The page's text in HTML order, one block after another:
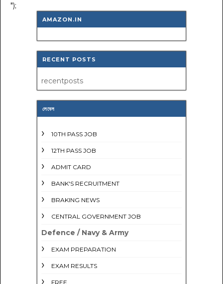
");
AMAZON.IN
RECENT POSTS
recentposts
লেবেল
10TH PASS JOB
12TH PASS JOB
ADMIT CARD
BANK'S RECRUITMENT
BRAKING NEWS
CENTRAL GOVERNMENT JOB
Defence / Navy & Army
EXAM PREPARATION
EXAM RESULTS
FREE